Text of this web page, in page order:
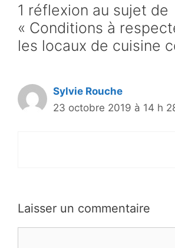
1 réflexion au sujet de
« Conditions à
les locaux de cuisine
Sylvie Rouche
23 octobre 2019 à 14 h
Laisser un commentaire